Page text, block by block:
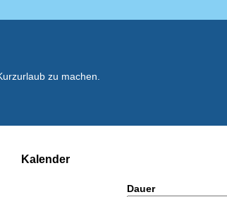
zu machen.
Kalender
Dauer